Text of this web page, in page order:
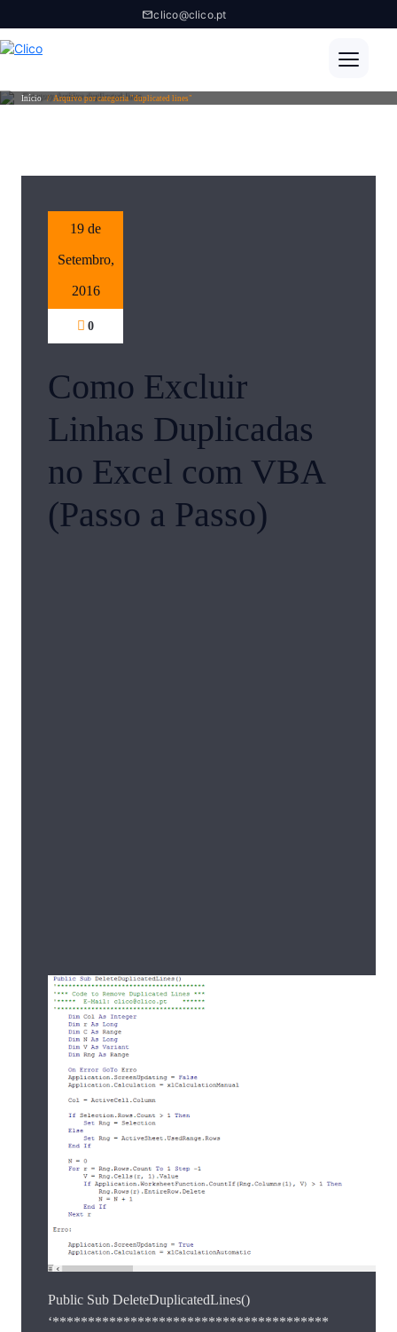
clico@clico.pt
Category Archive duplicated lines
Início / Arquivo por categoria "duplicated lines"
19 de
Setembro,
2016
0
Como Excluir
Linhas Duplicadas
no Excel com VBA
(Passo a Passo)
Public Sub DeleteDuplicatedLines()
‘***************************************